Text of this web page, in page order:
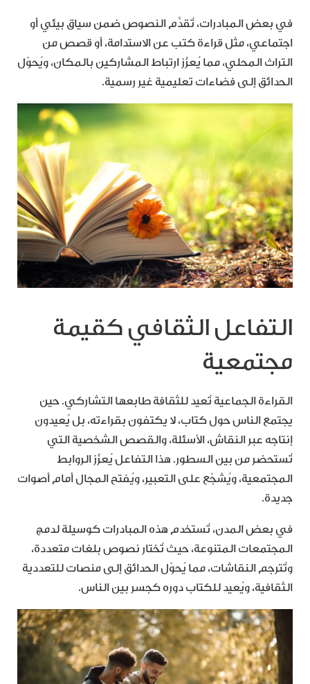
في بعض المبادرات، تُقدَّم النصوص ضمن سياق بيئي أو
اجتماعي، مثل قراءة كتب عن الاستدامة، أو قصص من
التراث المحلي، مما يُعزّز ارتباط المشاركين بالمكان، ويُحوّل
الحدائق إلى فضاءات تعليمية غير رسمية.
التفاعل الثقافي كقيمة
مجتمعية
القراءة الجماعية تُعيد للثقافة طابعها التشاركي. حين
يجتمع الناس حول كتاب، لا يكتفون بقراءته، بل يُعيدون
إنتاجه عبر النقاش، الأسئلة، والقصص الشخصية التي
تُستحضر من بين السطور. هذا التفاعل يُعزّز الروابط
المجتمعية، ويُشجّع على التعبير، ويُفتح المجال أمام أصوات
جديدة.
في بعض المدن، تُستخدم هذه المبادرات كوسيلة لدمج
المجتمعات المتنوعة، حيث تُختار نصوص بلغات متعددة،
وتُترجم النقاشات، مما يُحوّل الحدائق إلى منصات للتعددية
الثقافية، ويُعيد للكتاب دوره كجسر بين الناس.